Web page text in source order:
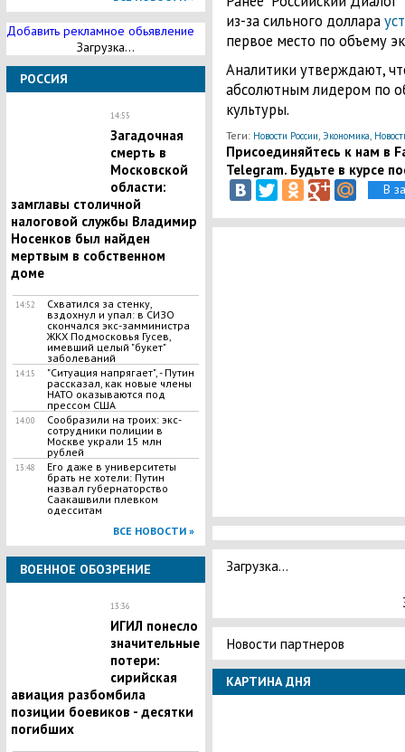
Добавить рекламное обьявление
Загрузка...
РОССИЯ
14:55
Загадочная
смерть в
Московской
области:
замглавы столичной
налоговой службы Владимир
Носенков был найден
мертвым в собственном
доме
14:52
Схватился за стенку,
вздохнул и упал: в СИЗО
скончался экс-замминистра
ЖКХ Подмосковья Гусев,
имевший целый "букет"
заболеваний
14:15
"Ситуация напрягает", - Путин
рассказал, как новые члены
НАТО оказываются под
прессом США
14:00
Сообразили на троих: экс-
сотрудники полиции в
Москве украли 15 млн
рублей
13:48
Его даже в университеты
брать не хотели: Путин
назвал губернаторство
Саакашвили плевком
одесситам
ВСЕ НОВОСТИ »
ВОЕННОЕ ОБОЗРЕНИЕ
13:36
ИГИЛ понесло
значительные
потери:
сирийская
авиация разбомбила
позиции боевиков - десятки
погибших
из-за сильного доллара
первое место по объему
Аналитики утверждают,
абсолютным лидером по
культуры.
Теги: Новости России Экономика
Присоединяйтесь к нам в
Telegram. Будьте в курсе
В
Загрузка...
Новости партнеров
КАРТИНА ДНЯ